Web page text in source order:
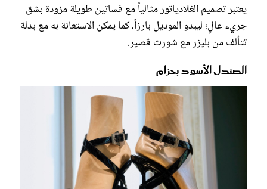
يعتبر تصميم الغلادياتور مثالياً مع فساتين طويلة مزودة بشق
جريء عالٍ؛ ليبدو الموديل بارزاً، كما يمكن الاستعانة به مع بدلة
تتألف من بليزر مع شورت قصير.
الصندل الأسود بحزام